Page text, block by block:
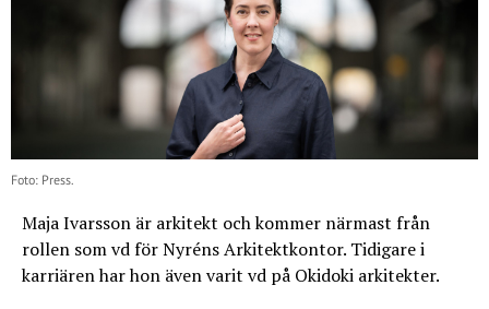
Foto: Press.
Maja Ivarsson är arkitekt och kommer närmast från
rollen som vd för Nyréns Arkitektkontor. Tidigare i
karriären har hon även varit vd på Okidoki arkitekter.